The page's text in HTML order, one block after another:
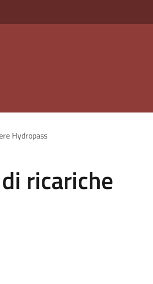
Hydropass
ricariche